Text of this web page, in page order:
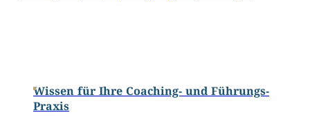
Wissen für Ihre Coaching- und Führungs-
Praxis